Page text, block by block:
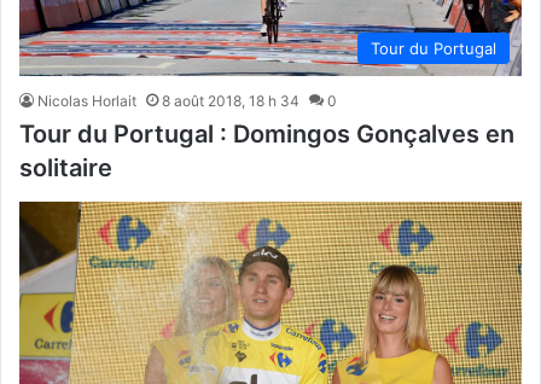
Tour du Portugal
Nicolas Horlait 8 août 2018, 18 h 34 0
Tour du Portugal : Domingos Gonçalves en
solitaire